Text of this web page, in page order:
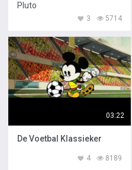
Pluto
5714
3
03:22
De Voetbal Klassieker
8189
4